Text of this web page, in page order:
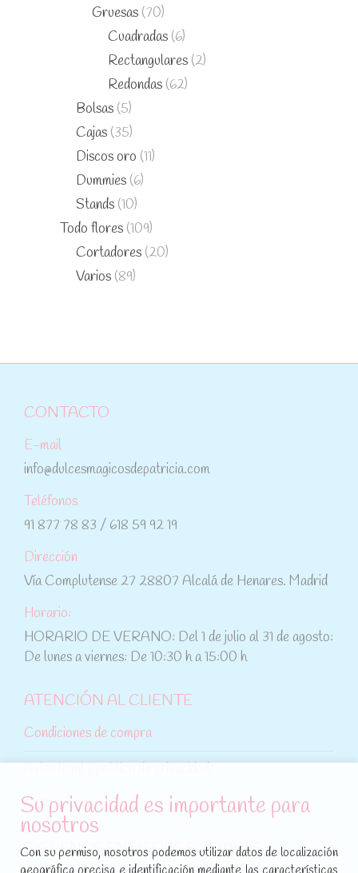
Gruesas (70)
Cuadradas (6)
Rectangulares (2)
Redondas (62)
Bolsas (5)
Cajas (35)
Discos oro (11)
Dummies (6)
Stands (10)
Todo flores (109)
Cortadores (20)
Varios (89)
CONTACTO
E-mail
info@dulcesmagicosdepatricia.com
Teléfonos
91 877 78 83 / 618 59 92 19
Dirección
Vía Complutense 27 28807 Alcalá de Henares. Madrid
Horario:
HORARIO DE VERANO: Del 1 de julio al 31 de agosto:
De lunes a viernes: De 10:30 h a 15:00 h
ATENCIÓN AL CLIENTE
Condiciones de compra
Política de cookies
SÍGUENOS EN REDES SOCIALES
Su privacidad es importante para
nosotros
Con su permiso, nosotros podemos utilizar datos de localización